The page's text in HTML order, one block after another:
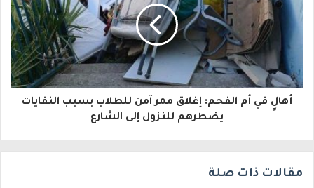
ك
و
أهالٍ في أم الفحم: إغلاق ممر آمن للطلاب بسبب النفايات
يضطرهم للنزول إلى الشارع
مقالات ذات صلة